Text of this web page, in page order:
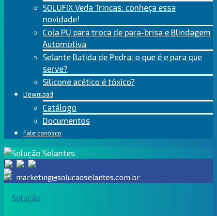
SOLUFIX Veda Trincas: conheça essa
novidade!
Cola PU para troca de para-brisa e Blindagem
Automotiva
Selante Batida de Pedra: o que é e para que
serve?
Silicone acético é tóxico?
Download
Catálogo
Documentos
Fale conosco
marketing@solucaoselantes.com.br